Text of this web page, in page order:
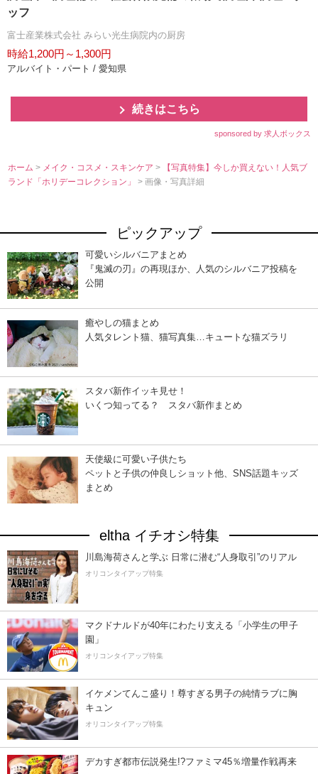
ッフ
富士産業株式会社 みらい光生病院内の厨房
時給1,200円～1,300円
アルバイト・パート / 愛知県
続きはこちら
sponsored by 求人ボックス
ホーム > メイク・コスメ・スキンケア>
【写真特集】今しか買えない！人気ブ
ランド「ホリデーコレクション」> 画像・写真詳細
ピックアップ
可愛いシルバニアまとめ
『鬼滅の刃』の再現ほか、人気のシルバニア投稿を
公開
癒やしの猫まとめ
人気タレント猫、猫写真集…キュートな猫ズラリ
スタバ新作イッキ見せ！
いくつ知ってる？ スタバ新作まとめ
天使級に可愛い子供たち
ペットと子供の仲良しショット他、SNS話題キッズ
まとめ
eltha イチオシ特集
川島海荷さんと学ぶ 日常に潜む“人身取引”のリアル
オリコンタイアップ特集
マクドナルドが40年にわたり支える「小学生の甲子
園」
オリコンタイアップ特集
イケメンてんこ盛り！尊すぎる男子の純情ラブに胸
キュン
オリコンタイアップ特集
デカすぎ都市伝説発生!?ファミマ45％増量作戦再来